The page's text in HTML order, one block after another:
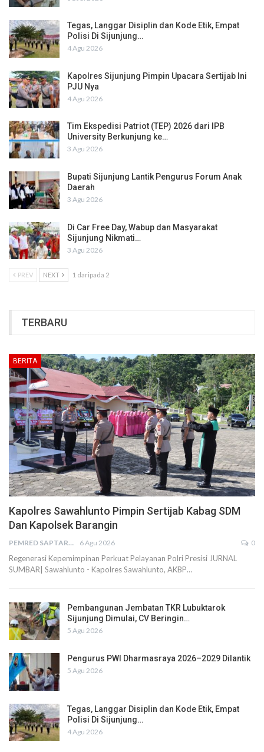
Tegas, Langgar Disiplin dan Kode Etik, Empat
Polisi Di Sijunjung…
4 Agu 2026
Kapolres Sijunjung Pimpin Upacara Sertijab Ini
PJU Nya
4 Agu 2026
Tim Ekspedisi Patriot (TEP) 2026 dari IPB
University Berkunjung ke…
3 Agu 2026
Bupati Sijunjung Lantik Pengurus Forum Anak
Daerah
3 Agu 2026
Di Car Free Day, Wabup dan Masyarakat
Sijunjung Nikmati…
3 Agu 2026
PREV NEXT 1 daripada 2
TERBARU
BERITA
Kapolres Sawahlunto Pimpin Sertijab Kabag SDM
Dan Kapolsek Barangin
PEMRED SAPTARIUS 6 Agu 2026 0
Regenerasi Kepemimpinan Perkuat Pelayanan Polri Presisi JURNAL
SUMBAR| Sawahlunto - Kapolres Sawahlunto, AKBP…
Pembangunan Jembatan TKR Lubuktarok
Sijunjung Dimulai, CV Beringin…
5 Agu 2026
Pengurus PWI Dharmasraya 2026–2029 Dilantik
5 Agu 2026
Tegas, Langgar Disiplin dan Kode Etik, Empat
Polisi Di Sijunjung…
4 Agu 2026